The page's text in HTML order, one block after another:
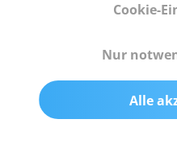
Abmessungen
Gewicht
200 g
Cookie-
Nur
Alle